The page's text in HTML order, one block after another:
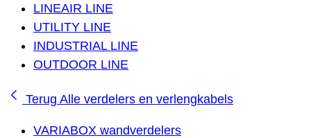
LINEAIR LINE
UTILITY LINE
INDUSTRIAL LINE
OUTDOOR LINE
Terug Alle verdelers en verlengkabels
VARIABOX wandverdelers